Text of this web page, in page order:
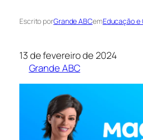
Escrito porGrande ABCemEducação e
13 de fevereiro de 2024
Grande ABC